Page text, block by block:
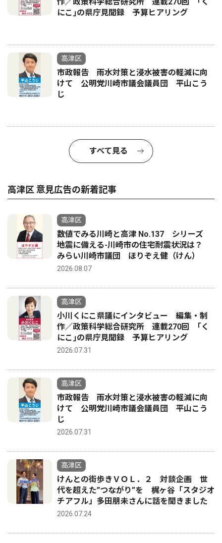
にこ｣の県庁見聞録 予算ヒアリング
高津区
市政報告 雨水対策と浸水被害の軽減に向
けて 公明党川崎市議会議員団 平山こう
じ
すべて見る
高津区 意見広告の新着記事
高津区
数値でみる川崎と高津 No.137 シリーズ
地震に備える-川崎市の住宅耐震状況は？
みらい川崎市議団 ほりぞえ健（けん）
2026.08.07
高津区
小川くにこ県議にインタビュー 編集・制
作／政策科学総合研究所 連載270回 ｢く
にこ｣の県庁見聞録 予算ヒアリング
2026.07.31
高津区
市政報告 雨水対策と浸水被害の軽減に向
けて 公明党川崎市議会議員団 平山こう
じ
2026.07.31
高津区
けんとの街歩きＶＯＬ．２ 対談企画 世
代を超えた”つながり”を 梶ヶ谷「スタジオ
チアフル」多田朋未さんに話を聞きました
2026.07.24